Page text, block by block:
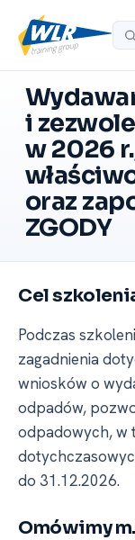
i
w 2026
oraz
ZGODY
Cel
Podczas
zagadnienia
wniosków o
odpadów,
odpadowych, w
do 31.12.2026.
Omówimy